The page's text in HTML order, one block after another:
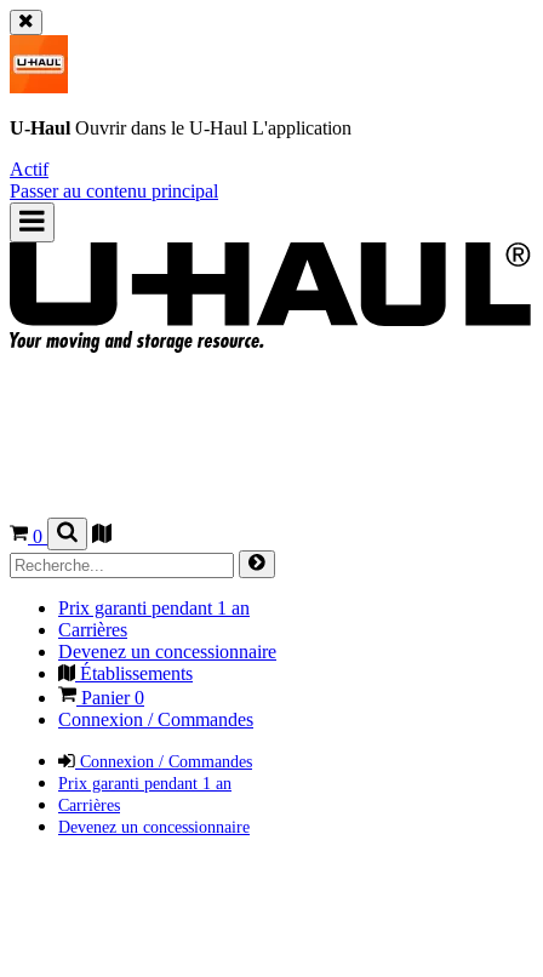
U-Haul Ouvrir dans le U-Haul L'application
Actif
Passer au contenu principal
0
Prix garanti pendant 1 an
Carrières
Devenez un concessionnaire
Établissements
Panier0
Connexion / Commandes
Connexion / Commandes
Prix garanti pendant 1 an
Carrières
Devenez un concessionnaire